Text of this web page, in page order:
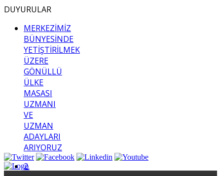
DUYURULAR
MERKEZİMİZ
BÜNYESİNDE
YETİŞTİRİLMEK
ÜZERE
GÖNÜLLÜ
ÜLKE
MASASI
UZMANI
VE
UZMAN
ADAYLARI
ARIYORUZ
2.